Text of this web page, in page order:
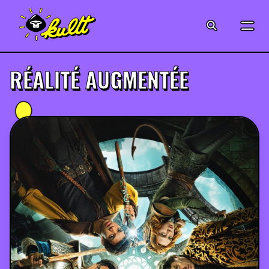
MUSIQUE
CRÉATION
ART
JEUX-VIDÉO
VINTAGE
RÉALITÉ AUGMENTÉE